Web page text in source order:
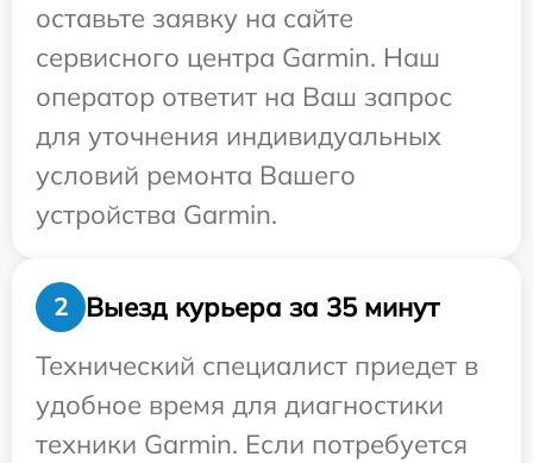
оставьте заявку на сайте
сервисного центра Garmin. Наш
оператор ответит на Ваш запрос
для уточнения индивидуальных
условий ремонта Вашего
устройства Garmin.
2
Выезд курьера за 35 минут
Технический специалист приедет в
удобное время для диагностики
техники Garmin. Если потребуется